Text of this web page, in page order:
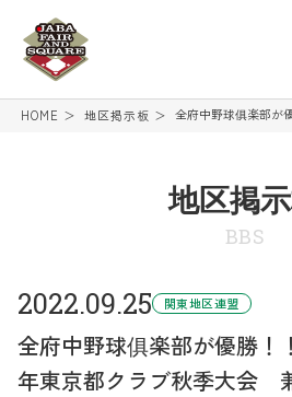
HOME 地区掲示板 全府中野球俱楽部が
地区掲
BBS
2022.09.25 関東地区連盟
全府中野球俱楽部が優勝！
年東京都クラブ秋季大会